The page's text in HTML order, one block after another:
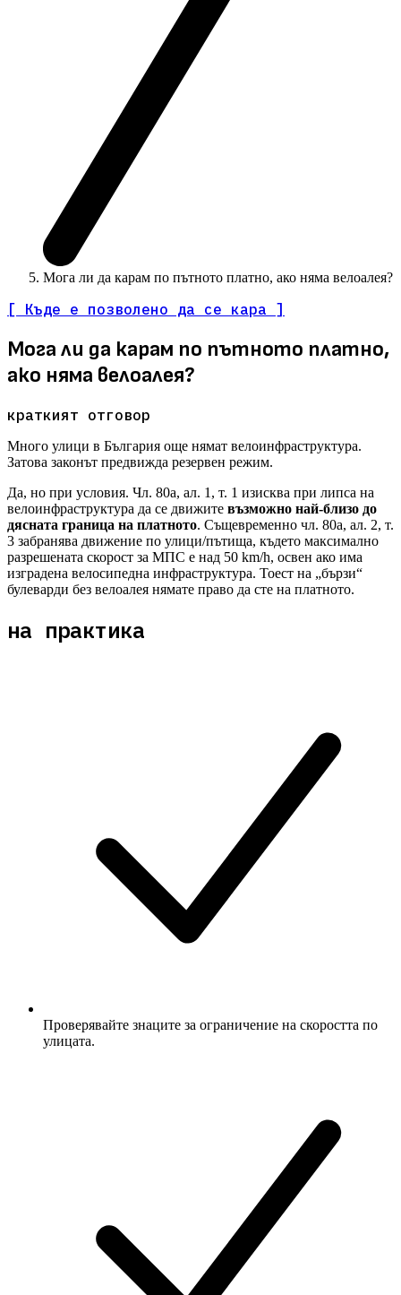
Мога ли да карам по пътното платно, ако няма велоалея?
[ Къде е позволено да се кара ]
Мога ли да карам по пътното платно,
ако няма велоалея?
краткият отговор
Много улици в България още нямат велоинфраструктура.
Затова законът предвижда резервен режим.
Да, но при условия. Чл. 80а, ал. 1, т. 1 изисква при липса на
велоинфраструктура да се движите възможно най-близо до
дясната граница на платното. Същевременно чл. 80а, ал. 2, т.
3 забранява движение по улици/пътища, където максимално
разрешената скорост за МПС е над 50 km/h, освен ако има
изградена велосипедна инфраструктура. Тоест на „бързи“
булеварди без велоалея нямате право да сте на платното.
на практика
Проверявайте знаците за ограничение на скоростта по
улицата.